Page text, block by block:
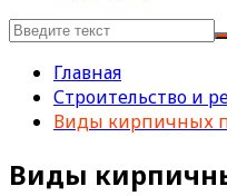
Главная
Строительство и
Виды кирпичных
Виды